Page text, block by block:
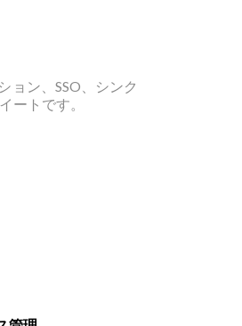
ョン、SSO、シンク
ートです。